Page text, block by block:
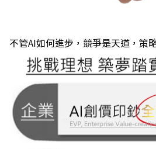
不管AI如何進步，競爭是天道，策